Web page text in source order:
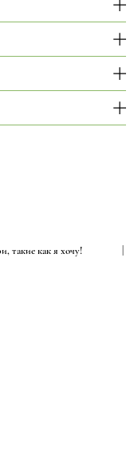
такие как я хочу!